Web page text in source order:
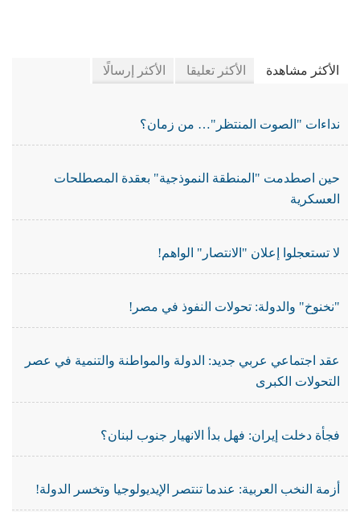
الأكثر مشاهدة الأكثر تعليقا الأكثر إرسالًا
نداءات "الصوت المنتظر"… من زمان؟
حين اصطدمت "المنطقة النموذجية" بعقدة المصطلحات
العسكرية
لا تستعجلوا إعلان "الانتصار" الواهم!
"نخنوخ" والدولة: تحولات النفوذ في مصر!
عقد اجتماعي عربي جديد: الدولة والمواطنة والتنمية في عصر
التحولات الكبرى
فجأة دخلت إيران: فهل بدأ الانهيار جنوب لبنان؟
أزمة النخب العربية: عندما تنتصر الإيديولوجيا وتخسر الدولة!